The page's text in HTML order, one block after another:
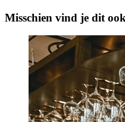
Misschien vind je dit